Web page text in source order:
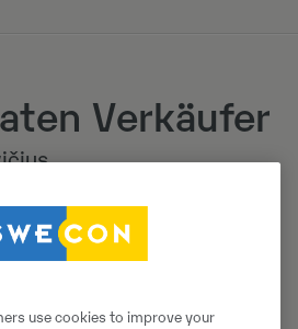
Verkäufer
use cookies to improve your